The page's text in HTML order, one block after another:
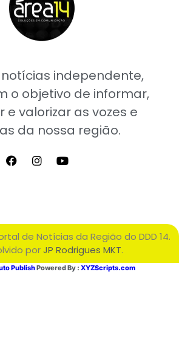
independente,
o objetivo de informar,
e valorizar as vozes e
da nossa região.
de Notícias da Região do DDD 14.
porJP Rodrigues MKT.
PublishPowered By : XYZScripts.com